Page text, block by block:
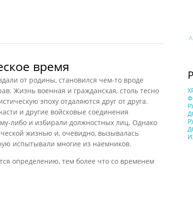
время
от родины, становился чем-то вроде
Жизнь военная и гражданская, столь тесно
эпоху отдаляются друг от друга.
и другие войсковые соединения
либо и избирали должностных лиц. Однако
жизнью и, очевидно, вызывалась
испытывали многие из наемников.
определению, тем более что со временем